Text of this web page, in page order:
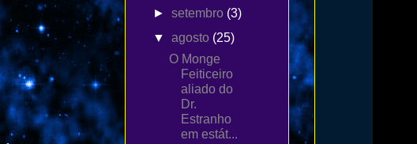
►setembro (3)
▼agosto (25)
O Monge
Feiticeiro
aliado do
Dr.
Estranho
em estát...